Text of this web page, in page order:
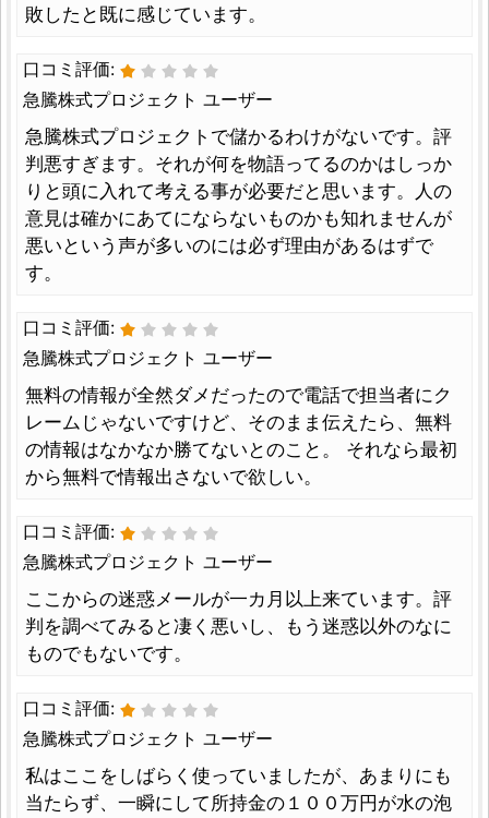
敗したと既に感じています。
口コミ評価:
急騰株式プロジェクト ユーザー
急騰株式プロジェクトで儲かるわけがないです。評
判悪すぎます。それが何を物語ってるのかはしっか
りと頭に入れて考える事が必要だと思います。人の
意見は確かにあてにならないものかも知れませんが
悪いという声が多いのには必ず理由があるはずで
す。
口コミ評価:
急騰株式プロジェクト ユーザー
無料の情報が全然ダメだったので電話で担当者にク
レームじゃないですけど、そのまま伝えたら、無料
の情報はなかなか勝てないとのこと。 それなら最初
から無料で情報出さないで欲しい。
口コミ評価:
急騰株式プロジェクト ユーザー
ここからの迷惑メールが一カ月以上来ています。評
判を調べてみると凄く悪いし、もう迷惑以外のなに
ものでもないです。
口コミ評価:
急騰株式プロジェクト ユーザー
私はここをしばらく使っていましたが、あまりにも
当たらず、一瞬にして所持金の１００万円が水の泡